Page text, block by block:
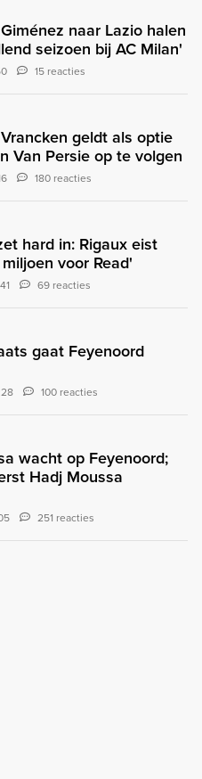
naar Lazio halen
seizoen bij AC Milan'
15 reacties
geldt als optie
Van Persie op te volgen
180 reacties
hard in: Rigaux eist
voor Read'
69 reacties
gaat Feyenoord
100 reacties
wacht op Feyenoord;
Hadj Moussa
251 reacties